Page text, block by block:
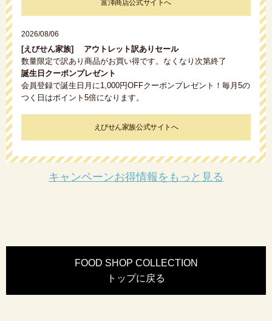
富澤商店公式サイトへ
2026/08/06
[えびせん家族]
アウトレット訳ありセール
数量限定で訳あり商品がお買い得です。なくなり次第終了
誕生日クーポンプレゼント
会員登録で誕生日月に1,000円OFFクーポンプレゼント！毎月5の
つく日はポイント5倍になります。
えびせん家族公式サイトへ
キャンペーンお得情報をもっと見る
FOOD SHOP COLLECTION
トップに戻る